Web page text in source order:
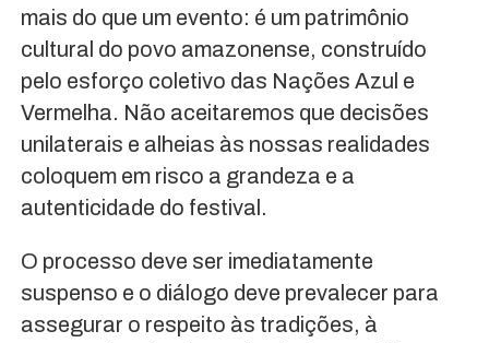
mais do que um evento: é um patrimônio
cultural do povo amazonense, construído
pelo esforço coletivo das Nações Azul e
Vermelha. Não aceitaremos que decisões
unilaterais e alheias às nossas realidades
coloquem em risco a grandeza e a
autenticidade do festival.
O processo deve ser imediatamente
suspenso e o diálogo deve prevalecer para
assegurar o respeito às tradições, à